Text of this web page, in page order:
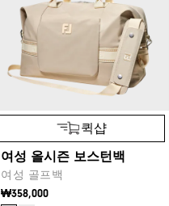
퀵샵
여성 올시즌 보스턴백
여성 골프백
₩358,000